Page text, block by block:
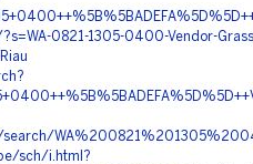
0821-1305-0400-Vendor-
sch/i.html?